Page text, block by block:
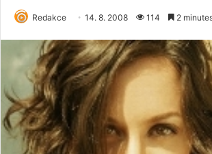
Redakce 14. 8. 2008 114 2